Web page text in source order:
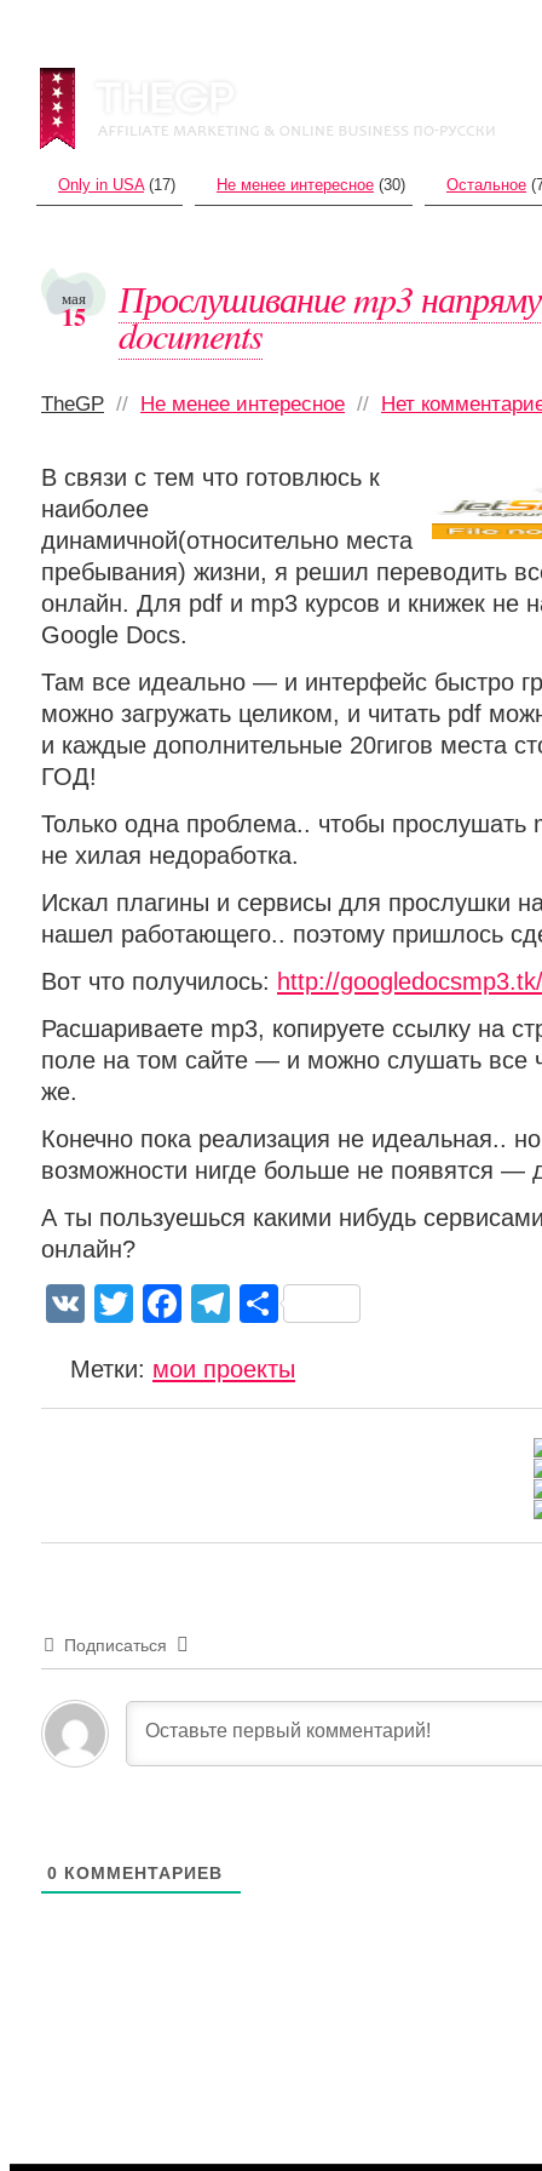
Only in USA(17) Не менее интересное (30) Остальное
мая
15 Прослушивание mp3
documents
TheGP // Не менее интересное // Нет
В связи с тем что готовлюсь к
наиболее
динамичной(относительно места
пребывания) жизни, я решил переводить
онлайн. Для pdf и mp3 курсов и книжек не
Google Docs.
Там все идеально — и интерфейс быстро
можно загружать целиком, и читать pdf
и каждые дополнительные 20гигов места
ГОД!
Только одна проблема.. чтобы прослушать
не хилая недоработка.
Искал плагины и сервисы для прослушки
нашел работающего.. поэтому пришлось
Вот что получилось: http://googledocsmp3.tk/
Расшариваете mp3, копируете ссылку на
поле на том сайте — и можно слушать все
же.
Конечно пока реализация не идеальная..
возможности нигде больше не появятся —
А ты пользуешься какими нибудь
онлайн?
VK TwitterFacebook
Telegram
Отправить
Метки: мои проекты
Подписаться
0 КОММЕНТАРИЕВ